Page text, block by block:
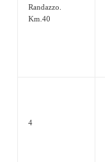
Randazzo.
Km.40
4